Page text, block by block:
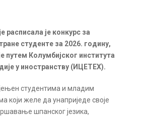
расписала је конкурс за
студенте за 2026. годину,
путем Колумбијског института
у иностранству (ИЦЕТЕX).
студентима и младим
који желе да унаприједе своје
шпанског језика,